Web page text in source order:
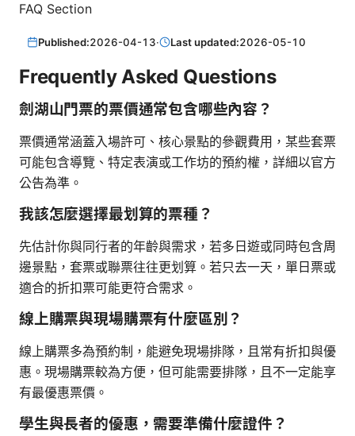
FAQ Section
Published:2026-04-13· Last updated:2026-05-10
Frequently Asked Questions
劍湖山門票的票價通常包含哪些內容？
票價通常涵蓋入場許可、核心景點的參觀費用，某些套票
可能包含導覽、特定表演或工作坊的預約權，詳細以官方
公告為準。
我該怎麼選擇最划算的票種？
先估計你與同行者的年齡與需求，若多日遊或同時包含周
邊景點，套票或聯票往往更划算。若只去一天，單日票或
適合的折扣票可能更符合需求。
線上購票與現場購票有什麼區別？
線上購票多為預約制，能避免現場排隊，且常有折扣與優
惠。現場購票較為方便，但可能需要排隊，且不一定能享
有最優惠票價。
學生與長者的優惠，需要準備什麼證件？